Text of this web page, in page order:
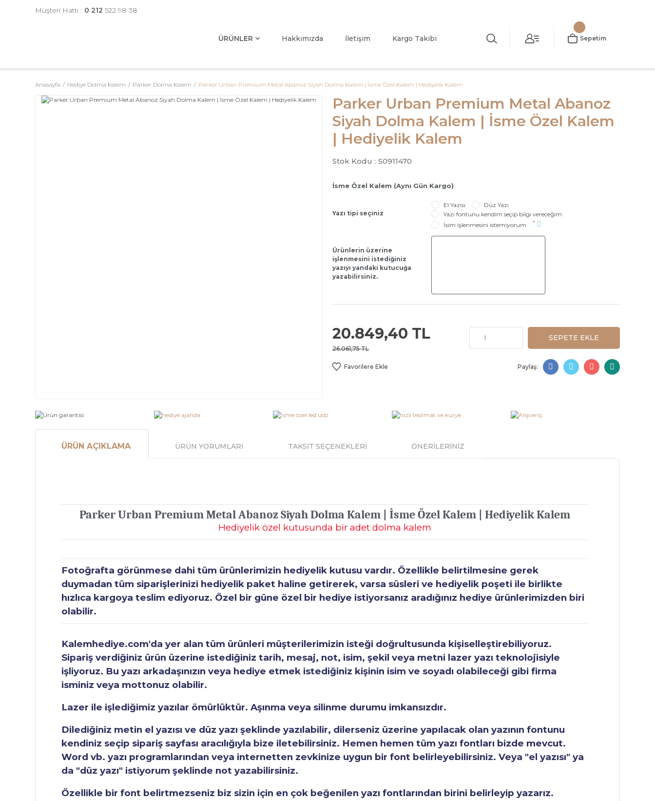
Müşteri Hattı : 0 212 522 98 38
ÜRÜNLER Hakkımızda İletişim Kargo Takibi Sepetim
Anasayfa Hediye Dolma Kalem Parker Dolma Kalem Parker Urban Premium Metal Abanoz Siyah Dolma Kalem | İsme Özel Kalem | Hediyelik Kalem
Parker Urban Premium Metal Abanoz
Siyah Dolma Kalem | İsme Özel Kalem
| Hediyelik Kalem
Stok Kodu : S0911470
İsme Özel Kalem (Aynı Gün Kargo)
Yazı tipi seçiniz
El Yazısı
Düz Yazı
Yazı fontunu kendim seçip bilgi vereceğim
İsim işlenmesini istemiyorum
*
Ürünlerin üzerine
işlenmesini istediğiniz
yazıyı yandaki kutucuğa
yazabilirsiniz.
20.849,40 TL
26.061,75 TL
SEPETE EKLE
Paylaş:
ÜRÜN AÇIKLAMA ÜRÜN YORUMLARI TAKSİT SEÇENEKLERİ ÖNERİLERİNİZ
Parker Urban Premium Metal Abanoz Siyah Dolma Kalem | İsme Özel Kalem | Hediyelik Kalem
Hediyelik özel kutusunda bir adet dolma kalem
Fotoğrafta görünmese dahi tüm ürünlerimizin hediyelik kutusu vardır. Özellikle belirtilmesine gerek
duymadan tüm siparişlerinizi hediyelik paket haline getirerek, varsa süsleri ve hediyelik poşeti ile birlikte
hızlıca kargoya teslim ediyoruz. Özel bir güne özel bir hediye istiyorsanız aradığınız hediye ürünlerimizden biri
olabilir.
Kalemhediye.com'da yer alan tüm ürünleri müşterilerimizin isteği doğrultusunda kişiselleştirebiliyoruz.
Sipariş verdiğiniz ürün üzerine istediğiniz tarih, mesaj, not, isim, şekil veya metni lazer yazı teknolojisiyle
işliyoruz. Bu yazı arkadaşınızın veya hediye etmek istediğiniz kişinin isim ve soyadı olabileceği gibi firma
isminiz veya mottonuz olabilir.
Lazer ile işlediğimiz yazılar ömürlüktür. Aşınma veya silinme durumu imkansızdır.
Dilediğiniz metin el yazısı ve düz yazı şeklinde yazılabilir, dilerseniz üzerine yapılacak olan yazının fontunu
kendiniz seçip sipariş sayfası aracılığıyla bize iletebilirsiniz. Hemen hemen tüm yazı fontları bizde mevcut.
Word vb. yazı programlarından veya internetten zevkinize uygun bir font belirleyebilirsiniz. Veya "el yazısı" ya
da "düz yazı" istiyorum şeklinde not yazabilirsiniz.
Özellikle bir font belirtmezseniz biz sizin için en çok beğenilen yazı fontlarından birini belirleyip yazarız.